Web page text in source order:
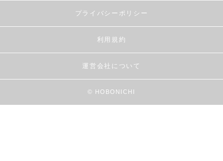
プライバシーポリシー
利用規約
運営会社について
© HOBONICHI